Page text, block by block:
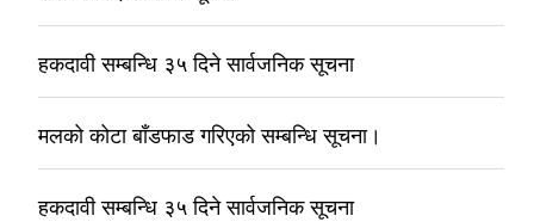
हकदावी सम्बन्धि ३५ दिने सार्वजनिक सूचना
मलको कोटा बाँडफाड गरिएको सम्बन्धि सूचना।
हकदावी सम्बन्धि ३५ दिने सार्वजनिक सूचना